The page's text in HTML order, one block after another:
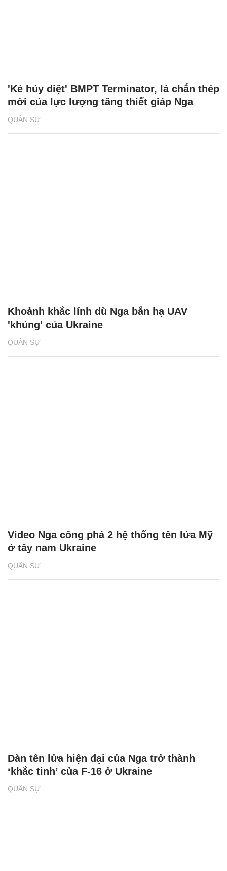
QUÂN SỰ
'Kẻ hủy diệt' BMPT Terminator, lá chắn thép
mới của lực lượng tăng thiết giáp Nga
QUÂN SỰ
Khoảnh khắc lính dù Nga bắn hạ UAV
'khủng' của Ukraine
QUÂN SỰ
Video Nga công phá 2 hệ thống tên lửa Mỹ
ở tây nam Ukraine
QUÂN SỰ
Dàn tên lửa hiện đại của Nga trở thành
‘khắc tinh’ của F-16 ở Ukraine